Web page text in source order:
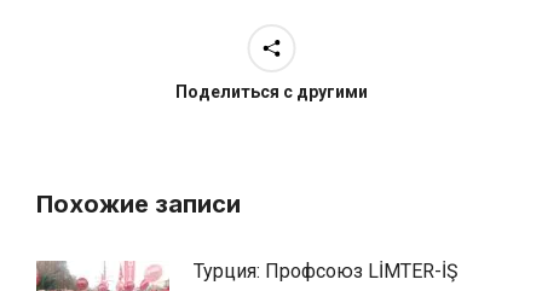
Поделиться с другими
Похожие записи
Турция: Профсоюз LİMTER-İŞ